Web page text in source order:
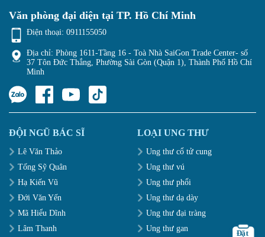
Văn phòng đại diện tại TP. Hồ Chí Minh
Điện thoại: 0911155050
Địa chỉ: Phòng 1611-Tầng 16 - Toà Nhà SaiGon Trade Center- số
37 Tôn Đức Thắng, Phường Sài Gòn (Quận 1), Thành Phố Hồ Chí
Minh
ĐỘI NGŨ BÁC SĨ
Lê Văn Thảo
Tống Sỹ Quân
Hạ Kiến Vũ
Đới Văn Yến
Mã Hiểu Dĩnh
Lâm Thanh
LOẠI UNG THƯ
Ung thư cổ tử cung
Ung thư vú
Ung thư phổi
Ung thư dạ dày
Ung thư đại tràng
Ung thư gan